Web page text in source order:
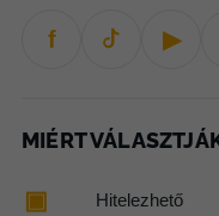
f ▶
MIÉRT
▣ Hitelezhető